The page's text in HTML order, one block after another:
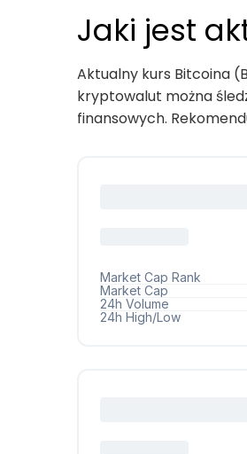
Jaki jest
Aktualny kurs Bitcoina
kryptowalut można
finansowych.